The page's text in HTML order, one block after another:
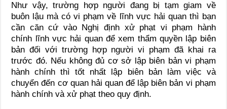
Như vậy, trường hợp người đang bị tạm giam về
buôn lậu mà có vi phạm về lĩnh vực hải quan thì bạn
cần căn cứ vào Nghị định xử phạt vi phạm hành
chính lĩnh vực hải quan để xem thẩm quyền lập biên
bản đối với trường hợp người vi phạm đã khai ra
trước đó. Nếu không đủ cơ sở lập biên bản vi phạm
hành chính thì tốt nhất lập biên bản làm việc và
chuyển đến cơ quan hải quan để lập biên bản vi phạm
hành chính và xử phạt theo quy định.